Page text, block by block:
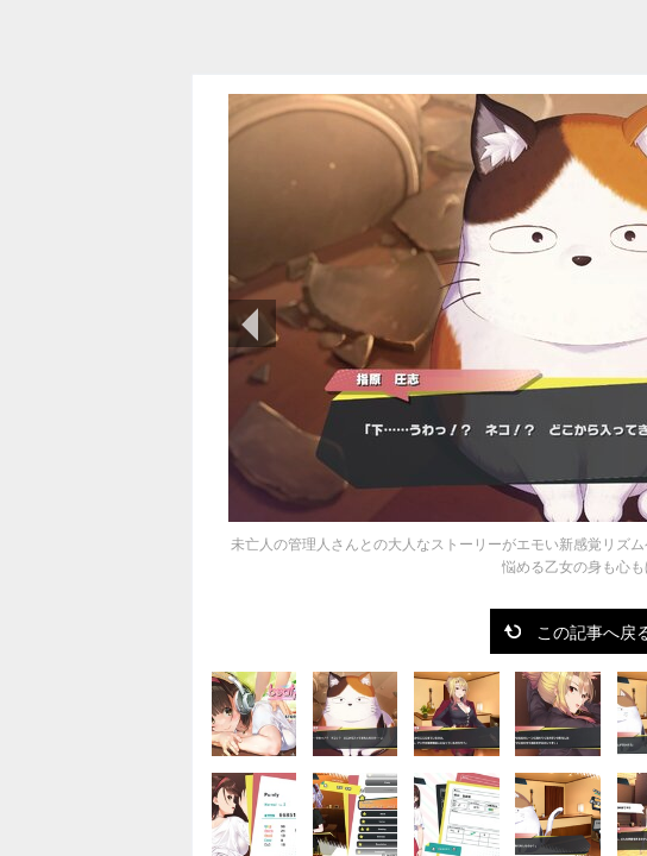
未亡人の管理人さんとの大人なストーリーがエモい新感覚リズ
悩める乙女の身も心も
この記事へ戻